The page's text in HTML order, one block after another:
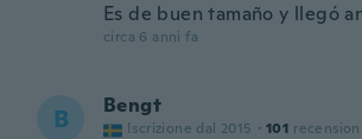
Es de buen tamaño y llegó
circa 6 anni fa
B Bengt
Iscrizione dal 2015 · 101 recensioni